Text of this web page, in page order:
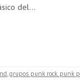
del…
grupos punk rock. punk